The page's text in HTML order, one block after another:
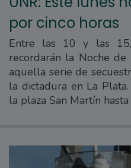
por cinco horas
Entre las 10 y las 15,
recordarán la Noche
aquella serie de
la dictadura en La
la plaza San Martín